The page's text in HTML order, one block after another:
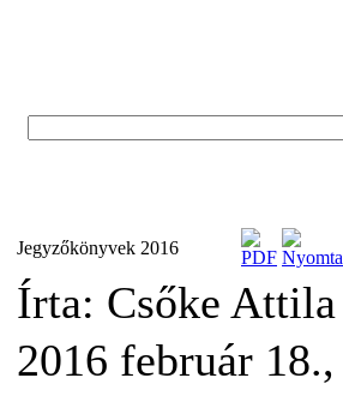
Jegyzőkönyvek 2016
Írta: Csőke Attila
2016 február